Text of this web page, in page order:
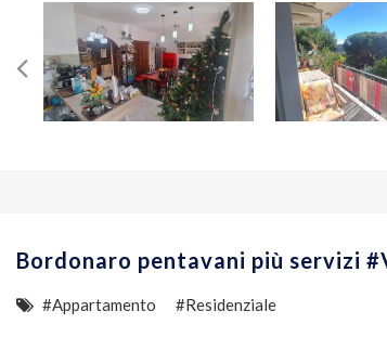
Bordonaro pentavani più servizi
#Appartamento #Residenziale